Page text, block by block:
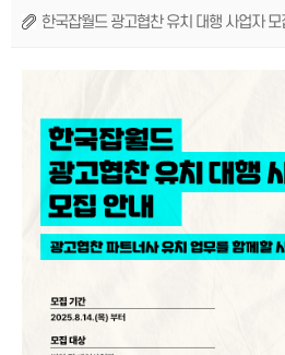
한국잡월드 광고협찬 유치 대행 사업자